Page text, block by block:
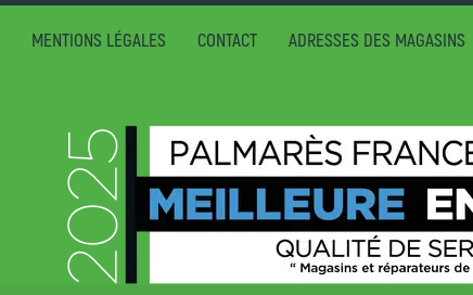
MENTIONS LÉGALES CONTACT ADRESSES DES MAGASINS